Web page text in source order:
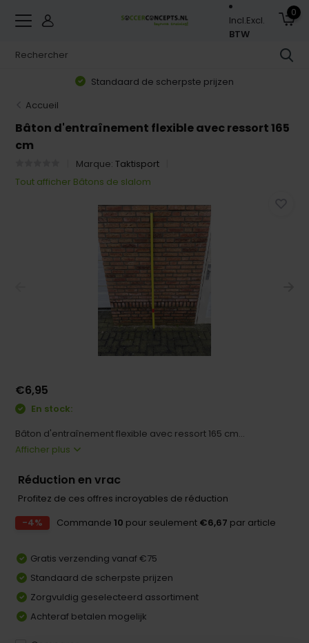
Incl.Excl.
BTW
0
Standaard de scherpste prijzen
Accueil
Bâton d'entraînement flexible avec ressort 165
cm
Marque:Taktisport
Tout afficher Bâtons de slalom
€6,95
En stock:
Bâton d'entraînement flexible avec ressort 165 cm...
Afficher plus
Réduction en vrac
Profitez de ces offres incroyables de réduction
-4%
Commande10 pour seulement €6,67 par article
Gratis verzending vanaf €75
Standaard de scherpste prijzen
Zorgvuldig geselecteerd assortiment
Achteraf betalen mogelijk